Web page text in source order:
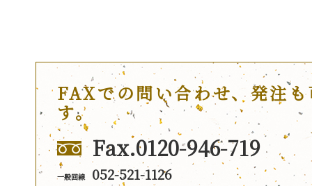
FAXでの問い合わせ、発注
す。
Fax.0120-946-719
一般回線 052-521-1126